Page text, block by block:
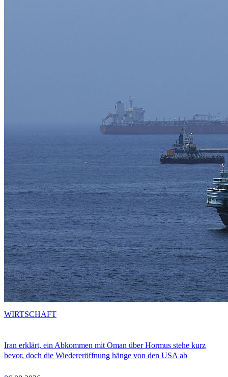
Iran erklärt, ein Abkommen mit Oman über Hormus stehe kurz
bevor, doch die Wiedereröffnung hänge von den USA ab
WIRTSCHAFT